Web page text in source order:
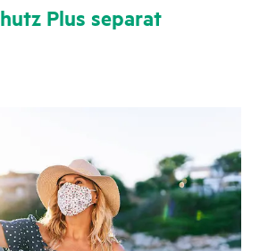
Plus separat